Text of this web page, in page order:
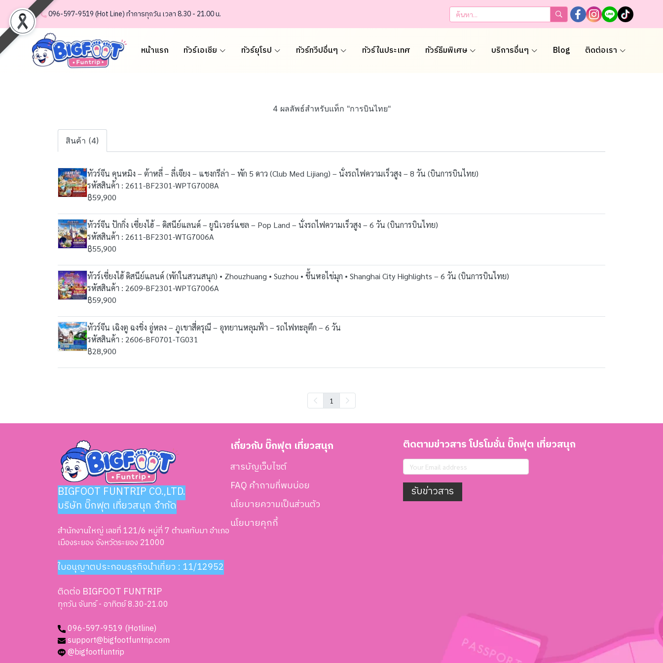
....... .096-597-95 19 (Hot Line) ทำการทุกวัน เวลา 8.30 - 21.00 น.
หน้าแรก ทัวร์เอเชีย ทัวร์ยุโรป ทัวร์ทวีปอื่นๆ ทัวร์ในประเทศ ทัวร์ธีมพิเศษ บริการอื่นๆ Blog ติดต่อเรา
4 ผลลัพธ์สำหรับแท็ก "การบินไทย"
สินค้า (4)
ทัวร์จีน คุนหมิง – ต้าหลี่ – ลี่เจียง – แชงกรีล่า – พัก 5 ดาว (Club Med Lijiang) – นั่งรถไฟความเร็วสูง – 8 วัน (บินการบินไทย)
รหัสสินค้า : 2611-BF2301-WPTG7008A
฿59,900
ทัวร์จีน ปักกิ่ง เซี่ยงไฮ้ – ดิสนีย์แลนด์ – ยูนิเวอร์แซล – Pop Land – นั่งรถไฟความเร็วสูง – 6 วัน (บินการบินไทย)
รหัสสินค้า : 2611-BF2301-WTG7006A
฿55,900
ทัวร์เซี่ยงไฮ้ ดิสนีย์แลนด์ (พักในสวนสนุก) • Zhouzhuang • Suzhou • ขึ้นหอไข่มุก • Shanghai City Highlights – 6 วัน (บินการบินไทย)
รหัสสินค้า : 2609-BF2301-WPTG7006A
฿59,900
ทัวร์จีน เฉิงตู ฉงชิ่ง อู่หลง – ภูเขาสี่ดรุณี – อุทยานหลุมฟ้า – รถไฟทะลุตึก – 6 วัน
รหัสสินค้า : 2606-BF0701-TG031
฿28,900
1
BIGFOOT FUNTRIP CO.,LTD.
บริษัท บิ๊กฟุต เที่ยวสนุก จำกัด
สำนักงานใหญ่ เลขที่ 121/6 หมู่ที่ 7 ตำบลทับมา อำเภอ
เมืองระยอง จังหวัดระยอง 21000
ใบอนุญาตประกอบธุรกิจนำเที่ยว : 11/12952
ติดต่อ BIGFOOT FUNTRIP
ทุกวัน จันทร์ - อาทิตย์ 8.30-21.00
096-597-9519 (Hotline)
support@bigfootfuntrip.com
@bigfootfuntrip
เกี่ยวกับ บิ๊กฟุต เที่ยวสนุก
สารบัญเว็บไซต์
FAQ คำถามที่พบบ่อย
นโยบายความเป็นส่วนตัว
นโยบายคุกกี้
ติดตามข่าวสาร โปรโมชั่น บิ๊กฟุต เที่ยวสนุก
รับข่าวสาร